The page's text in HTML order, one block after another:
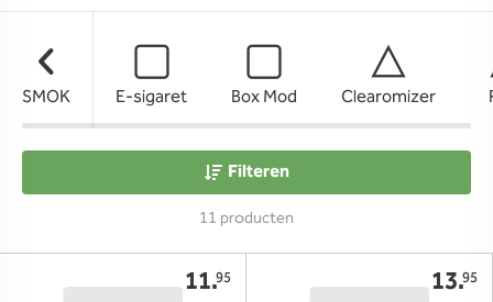
SMOK E-sigaret Box Mod Clearomizer
Filteren
11 producten
11.95 13.95